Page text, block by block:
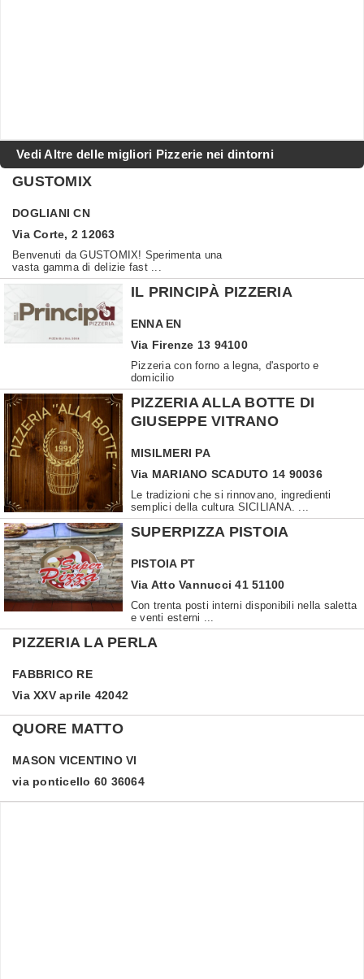
Vedi Altre delle migliori Pizzerie nei dintorni
GUSTOMIX
DOGLIANI CN
Via Corte, 2 12063
Benvenuti da GUSTOMIX! Sperimenta una
vasta gamma di delizie fast ...
IL PRINCIPÀ PIZZERIA
ENNA EN
Via Firenze 13 94100
Pizzeria con forno a legna, d'asporto e
domicilio
PIZZERIA ALLA BOTTE DI
GIUSEPPE VITRANO
MISILMERI PA
Via MARIANO SCADUTO 14 90036
Le tradizioni che si rinnovano, ingredienti
semplici della cultura SICILIANA. ...
SUPERPIZZA PISTOIA
PISTOIA PT
Via Atto Vannucci 41 51100
Con trenta posti interni disponibili nella saletta
e venti esterni ...
PIZZERIA LA PERLA
FABBRICO RE
Via XXV aprile 42042
QUORE MATTO
MASON VICENTINO VI
via ponticello 60 36064